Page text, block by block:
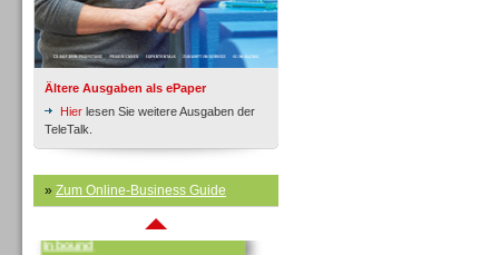
Ältere Ausgaben als ePaper
Hier lesen Sie weitere Ausgaben der
TeleTalk.
» Zum Online-Business Guide
Inbound